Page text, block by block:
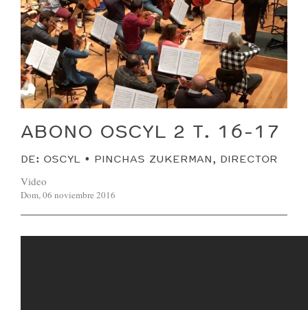
ABONO OSCYL 2 T. 16-17
DE: OSCYL • PINCHAS ZUKERMAN, DIRECTOR
Video
Dom, 06 noviembre 2016